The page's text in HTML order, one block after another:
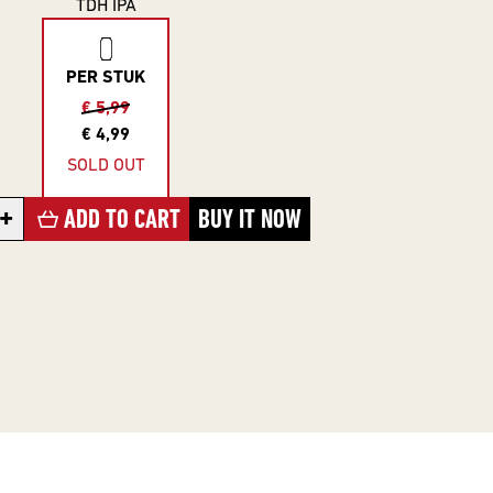
TDH IPA
PER STUK
€ 5,99
€ 4,99
SOLD OUT
ADD TO CART BUY IT NOW